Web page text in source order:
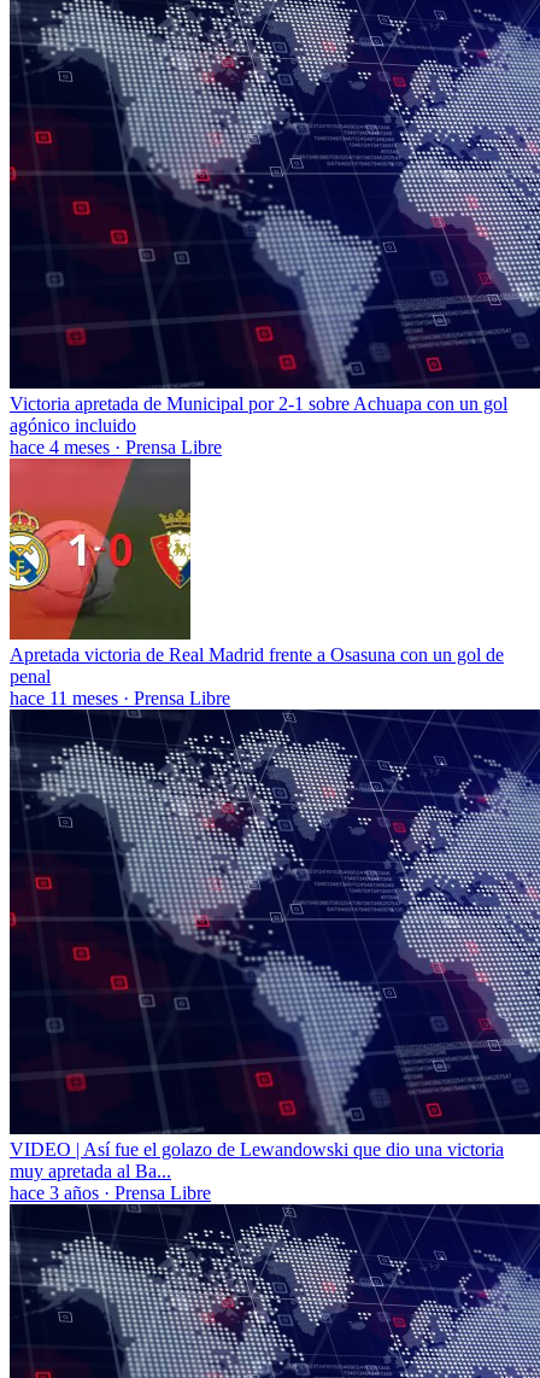
Victoria apretada de Municipal por 2-1 sobre Achuapa con un gol
agónico incluido
hace 4 meses · Prensa Libre
Apretada victoria de Real Madrid frente a Osasuna con un gol de
penal
hace 11 meses · Prensa Libre
VIDEO | Así fue el golazo de Lewandowski que dio una victoria
muy apretada al Ba...
hace 3 años · Prensa Libre